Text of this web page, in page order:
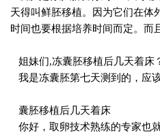
天得叫鲜胚移植。因为它们在体
时间也要根据培养时间而定。而
姐妹们,冻囊胚移植后几天着床
我是冻囊胚第七天测到的，应
囊胚移植后几天着床
你好，取卵技术熟练的专家也